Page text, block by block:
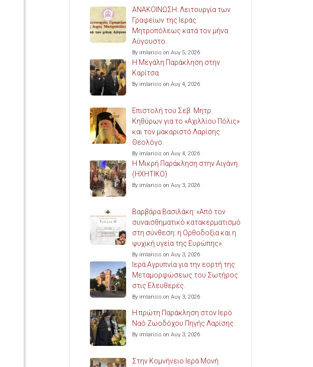
ΑΝΑΚΟΙΝΩΣΗ: Λειτουργία των
Γραφείων της Ιεράς
Μητροπόλεως κατά τον μήνα
Αύγουστο.
By imlarisis on Αυγ 5, 2026
Η Μεγάλη Παράκληση στην
Καρίτσα.
By imlarisis on Αυγ 4, 2026
Επιστολή του Σεβ. Μητρ.
Κηθύρων για το «Αχιλλίου Πόλις»
και τον μακαριστό Λαρίσης
Θεολόγο.
By imlarisis on Αυγ 4, 2026
Η Μικρή Παράκληση στην Αιγάνη.
(ΗΧΗΤΙΚΟ)
By imlarisis on Αυγ 3, 2026
Βαρβάρα Βασιλάκη: «Από τον
συναισθηματικό κατακερματισμό
στη σύνθεση: η Ορθοδοξία και η
ψυχική υγεία της Ευρώπης».
By imlarisis on Αυγ 3, 2026
Ιερά Αγρυπνία για την εορτή της
Μεταμορφώσεως του Σωτήρος
στις Ελευθερές.
By imlarisis on Αυγ 3, 2026
Η πρώτη Παράκληση στον Ιερό
Ναό Ζωοδόχου Πηγής Λαρίσης.
By imlarisis on Αυγ 3, 2026
Στην Κομνήνειο Ιερά Μονή